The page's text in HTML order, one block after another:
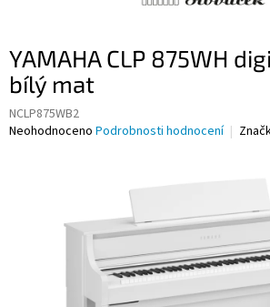
YAMAHA CLP 875WH
bílý mat
NCLP875WB2
Průměrné
Neohodnoceno Podrobnosti hodnocení